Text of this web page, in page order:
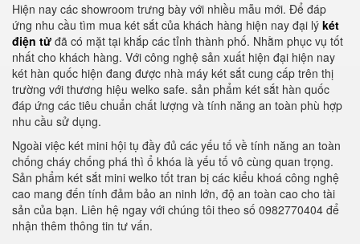
Hiện nay các showroom trưng bày với nhiều mẫu mới. Để đáp
ứng nhu cầu tìm mua két sắt của khách hàng hiện nay đại lý két
điện tử đã có mặt tại khắp các tỉnh thành phố. Nhằm phục vụ tốt
nhất cho khách hàng. Với công nghệ sản xuất hiện đại hiện nay
két hàn quốc hiện đang được nhà máy két sắt cung cấp trên thị
trường với thương hiệu welko safe. sản phẩm két sắt hàn quốc
đáp ứng các tiêu chuẩn chất lượng và tính năng an toàn phù hợp
nhu cầu sử dụng.
Ngoài việc két mini hội tụ đầy đủ các yếu tố về tính năng an toàn
chống cháy chống phá thì ổ khóa là yếu tố vô cùng quan trọng.
Sản phẩm két sắt mini welko tốt tran bị các kiểu khoá công nghệ
cao mang đến tính đảm bảo an ninh lớn, độ an toàn cao cho tài
sản của bạn. Liên hệ ngay với chúng tôi theo số 0982770404 để
nhận thêm thông tin tư vấn.